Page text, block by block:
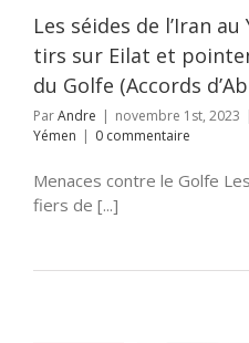
YémenLes séides de l’Iran
tirs sur Eilat et
du Golfe (Accords
ParAndre | novembre 1st, 2023
Yémen | 0 commentaire
Menaces contre le Golfe
fiers de [...]